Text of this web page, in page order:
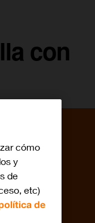
con
cómo
y
de
etc)
de